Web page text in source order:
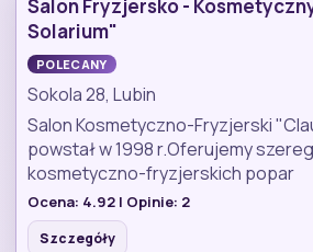
Salon Fryzjersko -
Solarium"
POLECANY
Sokola 28, Lubin
Salon Kosmetyczno-Fryzjerski
powstał w 1998 r.Oferujemy
kosmetyczno-fryzjerskich popar
Ocena: 4.92 | Opinie: 2
Szczegóły